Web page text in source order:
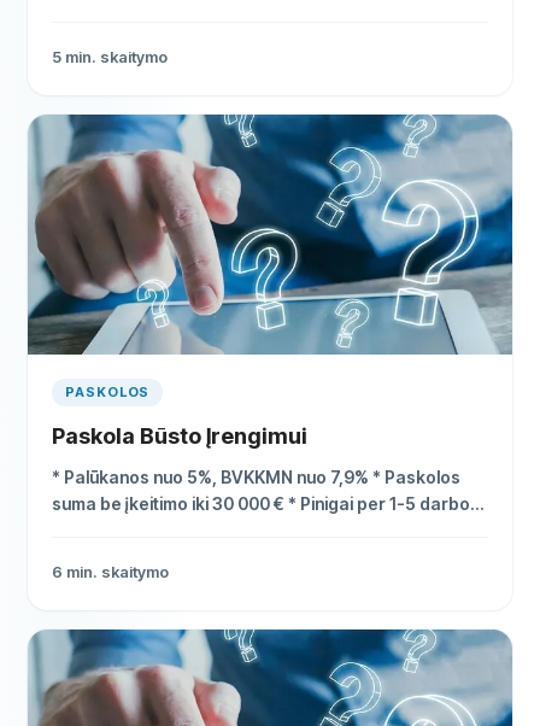
5 min. skaitymo
PASKOLOS
Paskola Būsto Įrengimui
* Palūkanos nuo 5%, BVKKMN nuo 7,9% * Paskolos
suma be įkeitimo iki 30 000 € * Pinigai per 1-5 darbo
6 min. skaitymo